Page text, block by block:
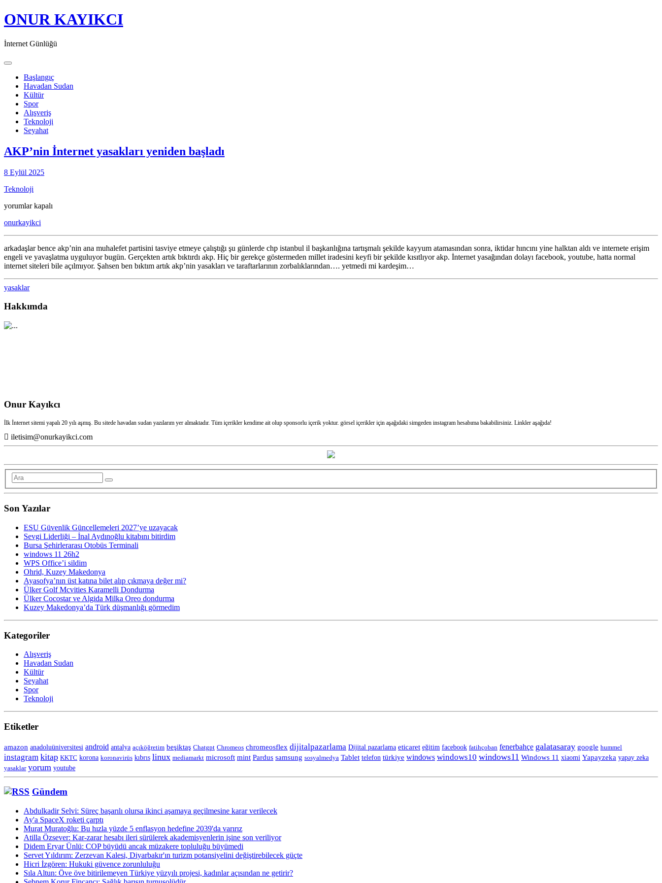
ONUR KAYIKCI
İnternet Günlüğü
Toggle navigation
Başlangıç
Havadan Sudan
Kültür
Spor
Alışveriş
Teknoloji
Seyahat
AKP’nin İnternet yasakları yeniden başladı
8 Eylül 2025
Teknoloji
AKP’nin
yasakları
için
yorumlar kapalı
onurkayikci
arkadaşlar bence akp’nin ana muhalefet partisini tasviye etmeye çalıştığı şu günlerde chp istanbul il başkanlığına tartışmalı şekilde kayyum atamasından sonra, iktidar hıncını yine halktan aldı ve internete erişim
engeli ve yavaşlatma uyguluyor bugün. Gerçekten artık bıktırdı akp. Hiç bir gerekçe göstermeden millet iradesini keyfi bir şekilde kısıtlıyor akp. İnternet yasağından dolayı facebook, youtube, hatta normal
internet siteleri bile açılmıyor. Şahsen ben bıktım artık akp’nin yasakları ve taraftarlarının zorbalıklarından…. yetmedi mi kardeşim…
yasaklar
Hakkımda
Onur Kayıkcı
İlk İnternet sitemi yapalı 20 yılı aşmış. Bu sitede havadan sudan yazılarım yer almaktadır. Tüm içerikler kendime ait olup sponsorlu içerik yoktur. görsel içerikler için aşağıdaki simgeden instagram hesabıma bakabilirsiniz. Linkler aşağıda!
iletisim@onurkayikci.com
Son Yazılar
ESU Güvenlik Güncellemeleri 2027’ye uzayacak
Sevgi Liderliği – İnal Aydınoğlu kitabını bitirdim
Bursa Şehirlerarası Otobüs Terminali
windows 11 26h2
WPS Office’i sildim
Ohrid, Kuzey Makedonya
Ayasofya’nın üst katına bilet alıp çıkmaya değer mi?
Ülker Golf Mcvities Karamelli Dondurma
Ülker Cocostar ve Algida Milka Oreo dondurma
Kuzey Makedonya’da Türk düşmanlığı görmedim
Kategoriler
Alışveriş
Havadan Sudan
Kültür
Seyahat
Spor
Teknoloji
Etiketler
amazon anadoluüniversitesi android antalya açıköğretim beşiktaş Chatgpt Chromeos chromeosflex dijitalpazarlama Dijital pazarlama eticaret eğitim facebook fatihçoban fenerbahçe galatasaray google hummel
instagram kitap KKTC korona koronavirüs kıbrıs linux mediamarkt microsoft mint Pardus samsung sosyalmedya Tablet telefon türkiye windows windows10 windows11 Windows 11 xiaomi Yapayzeka yapay zeka
yasaklar yorum youtube
Gündem
Abdulkadir Selvi: Süreç başarılı olursa ikinci aşamaya geçilmesine karar verilecek
Ay'a SpaceX roketi çarptı
Murat Muratoğlu: Bu hızla yüzde 5 enflasyon hedefine 2039'da varırız
Atilla Özsever: Kar-zarar hesabı ileri sürülerek akademisyenlerin işine son veriliyor
Didem Eryar Ünlü: COP büyüdü ancak müzakere topluluğu büyümedi
Servet Yıldırım: Zerzevan Kalesi, Diyarbakır'ın turizm potansiyelini değiştirebilecek güçte
Hicri İzgören: Hukuki güvence zorunluluğu
Sıla Altun: Öve öve bitirilemeyen Türkiye yüzyılı projesi, kadınlar açısından ne getirir?